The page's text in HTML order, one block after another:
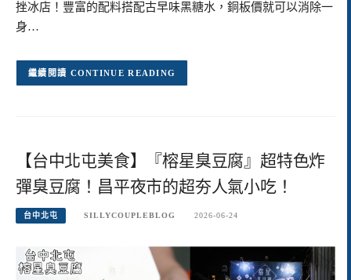
挫冰店！豐富的配料搭配古早味黑糖水，銅板價就可以消除一
身…
CONTINUE READING
【台中北屯美食】『榕星臭豆腐』超特色炸
彈臭豆腐！昌平夜市的超夯人氣小吃！
台中北屯 SILLYCOUPLEBLOG 2026-06-24